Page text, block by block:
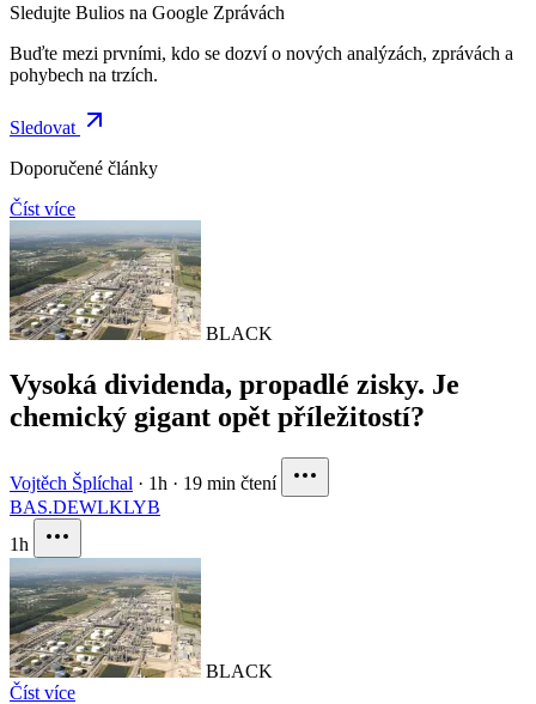
Sledujte Bulios na Google Zprávách
Buďte mezi prvními, kdo se dozví o nových analýzách, zprávách a
pohybech na trzích.
Sledovat
Doporučené články
Číst více
BLACK
Vysoká dividenda, propadlé zisky. Je
chemický gigant opět příležitostí?
Vojtěch Šplíchal · 1h · 19 min čtení
BAS.DEWLKLYB
1h
BLACK
Číst více